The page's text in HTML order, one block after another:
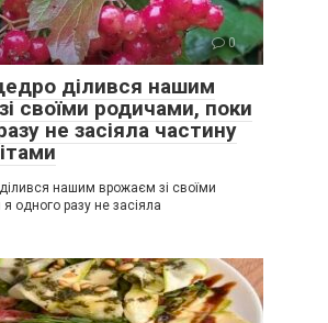
0
ділився нашим
своїми родичами, поки
не засіяла частину
нашим врожаєм зі своїми
одного разу не засіяла